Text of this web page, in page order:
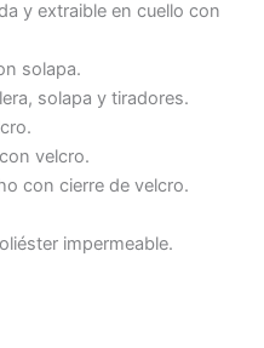
y extraible en cuello con
solapa.
solapa y tiradores.
velcro.
con cierre de velcro.
impermeable.